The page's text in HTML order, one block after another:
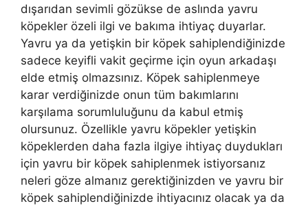
dışarıdan sevimli gözükse de aslında yavru
köpekler özeli ilgi ve bakıma ihtiyaç duyarlar.
Yavru ya da yetişkin bir köpek sahiplendiğinizde
sadece keyifli vakit geçirme için oyun arkadaşı
elde etmiş olmazsınız. Köpek sahiplenmeye
karar verdiğinizde onun tüm bakımlarını
karşılama sorumluluğunu da kabul etmiş
olursunuz. Özellikle yavru köpekler yetişkin
köpeklerden daha fazla ilgiye ihtiyaç duydukları
için yavru bir köpek sahiplenmek istiyorsanız
neleri göze almanız gerektiğinizden ve yavru bir
köpek sahiplendiğinizde ihtiyacınız olacak ya da